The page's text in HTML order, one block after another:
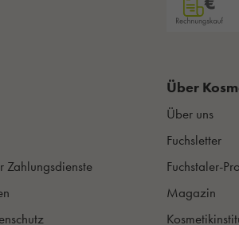
Zahlungsdienste
Über
Über uns
Fuchsletter
Fuchstaler-
Magazin